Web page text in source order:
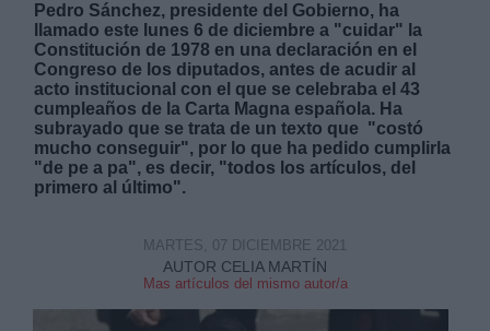
Pedro Sánchez, presidente del Gobierno, ha
llamado este lunes 6 de diciembre a "cuidar" la
Constitución de 1978 en una declaración en el
Congreso de los diputados, antes de acudir al
acto institucional con el que se celebraba el 43
cumpleaños de la Carta Magna española. Ha
subrayado que se trata de un texto que "costó
mucho conseguir", por lo que ha pedido cumplirla
"de pe a pa", es decir, "todos los artículos, del
primero al último".
AUTOR CELIA MARTÍN
Mas artículos del mismo autor/a
MARTES, 07 DICIEMBRE 2021